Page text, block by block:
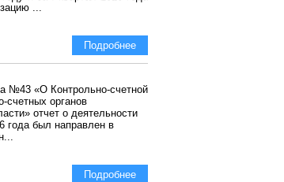
...
Подробнее
№43 «О Контрольно-счетной
счетных органов
отчет о деятельности
года был направлен в
Подробнее